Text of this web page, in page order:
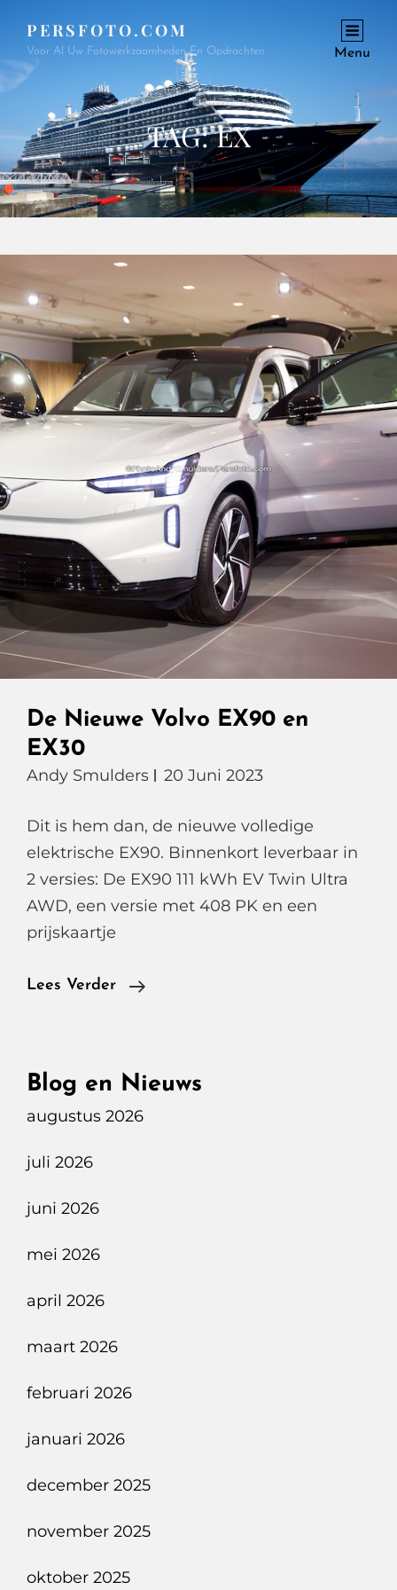
PERSFOTO.COM
Voor Al Uw Fotowerkzaamheden En Opdrachten Menu
TAG:EX
De Nieuwe Volvo EX90 en
EX30
Andy Smulders 20 Juni 2023
Dit is hem dan, de nieuwe volledige
elektrische EX90. Binnenkort leverbaar in
2 versies: De EX90 111 kWh EV Twin Ultra
AWD, een versie met 408 PK en een
prijskaartje
Lees Verder
De
En
Blog en Nieuws
augustus 2026
juli 2026
juni 2026
mei 2026
april 2026
maart 2026
februari 2026
januari 2026
december 2025
november 2025
oktober 2025